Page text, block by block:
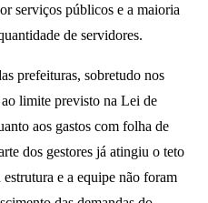
serviços públicos e a maioria
de servidores.
prefeituras, sobretudo nos
limite previsto na Lei de
aos gastos com folha de
dos gestores já atingiu o teto
e a equipe não foram